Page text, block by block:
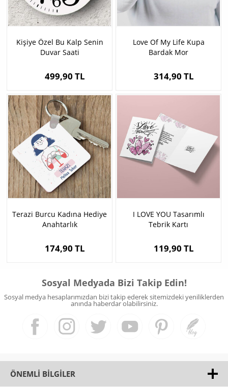
Kişiye Özel Bu Kalp Senin
Duvar Saati
499,90 TL
Love Of My Life Kupa
Bardak Mor
314,90 TL
Terazi Burcu Kadına Hediye
Anahtarlık
174,90 TL
I LOVE YOU Tasarımlı
Tebrik Kartı
119,90 TL
Sosyal Medyada Bizi Takip Edin!
Sosyal medya hesaplarımızdan bizi takip ederek sitemizdeki yeniliklerden
anında haberdar olabilirsiniz.
ÖNEMLI BILGILER